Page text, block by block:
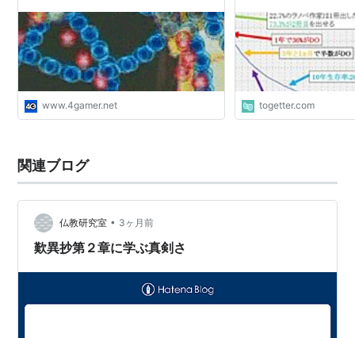
www.4gamer.net togetter.com
関連ブログ
仏教研究室 • 3ヶ月前
歎異抄第２章に学ぶ真剣さ